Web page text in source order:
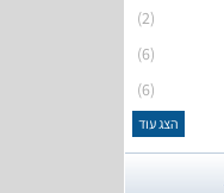
(2)
(6)
(6)
הצג עוד